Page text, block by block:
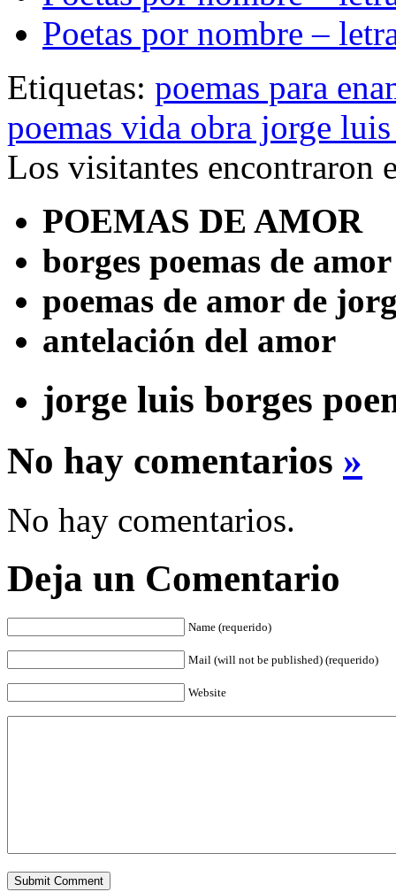
Poetas por nombre –
Etiquetas: poemas para
poemas vida obra jorge
Los visitantes encontraron
POEMAS DE AMOR
borges poemas de amor
poemas de amor de
antelación del amor
jorge luis borges
No hay comentarios »
No hay comentarios.
Deja un Comentario
Name (requerido)
Mail (will not be published) (requerido)
Website